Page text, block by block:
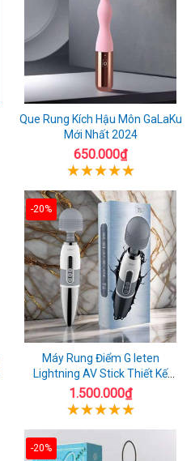
Que Rung Kích Hậu Môn GaLaKu
Mới Nhất 2024
650.000₫
-20%
Máy Rung Điểm G leten
Lightning AV Stick Thiết Kế
Thông Minh
1.500.000₫
-20%